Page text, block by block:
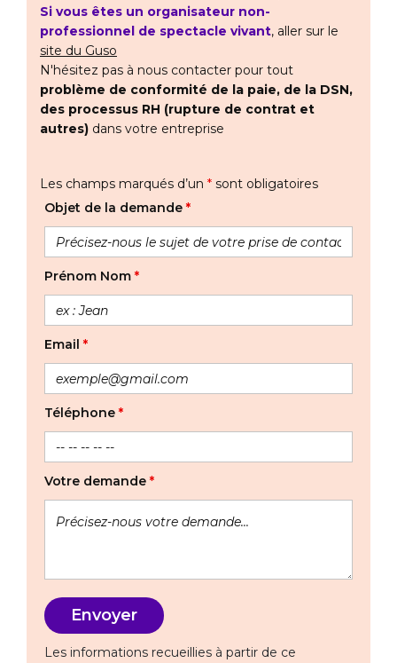
Si vous êtes un organisateur non-
professionnel de spectacle vivant, aller sur le
site du Guso
N'hésitez pas à nous contacter pour tout
problème de conformité de la paie, de la DSN,
des processus RH (rupture de contrat et
autres) dans votre entreprise
Les champs marqués d’un * sont obligatoires
Objet de la demande *
Prénom Nom *
Email *
Téléphone *
Votre demande *
Les informations recueillies à partir de ce